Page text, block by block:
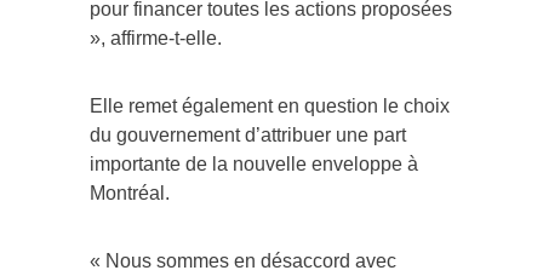
pour financer toutes les actions proposées
», affirme-t-elle.
Elle remet également en question le choix
du gouvernement d’attribuer une part
importante de la nouvelle enveloppe à
Montréal.
« Nous sommes en désaccord avec